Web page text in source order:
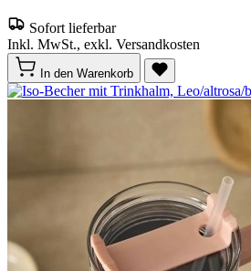
Sofort lieferbar
Inkl. MwSt., exkl. Versandkosten
In den Warenkorb